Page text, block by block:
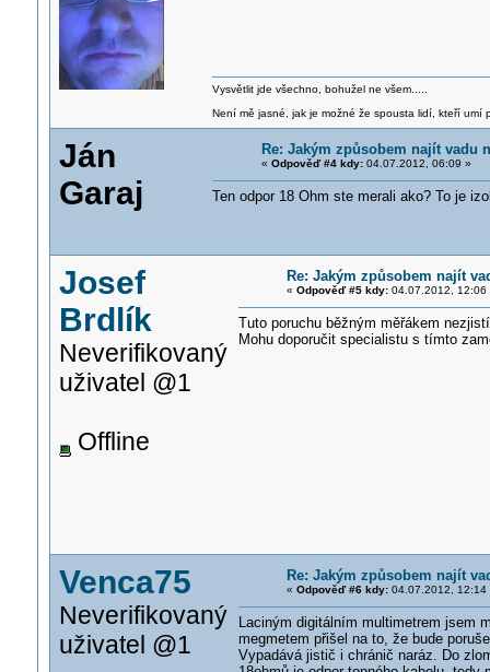
Vysvětlit jde všechno, bohužel ne všem.....
Není mě jasné, jak je možné že spousta lidí, kteří umí
Ján
Garaj
Re: Jakým způsobem najít vadu
« Odpověď #4 kdy:04.07.2012, 06:09 »
Ten odpor 18 Ohm ste merali ako? To je
Josef
Brdlík
Neverifikovaný
uživatel @1
Offline
Re: Jakým způsobem najít
« Odpověď #5 kdy:04.07.2012, 12:06
Tuto poruchu běžným měřákem
Mohu doporučit specialistu s tímto
Venca75
Neverifikovaný
uživatel @1
Re: Jakým způsobem najít
« Odpověď #6 kdy:04.07.2012, 12:14
Laciným digitálním multimetrem jsem
megmetem přišel na to, že bude
Vypadává jistič i chránič naráz. Do